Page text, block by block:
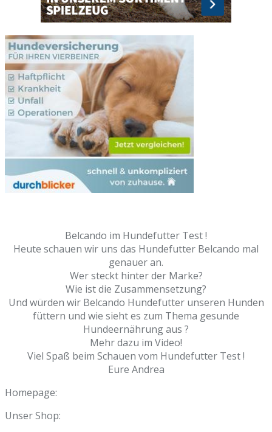
Belcando im Hundefutter Test !
Heute schauen wir uns das Hundefutter Belcando mal
genauer an.
Wer steckt hinter der Marke?
Wie ist die Zusammensetzung?
Und würden wir Belcando Hundefutter unseren Hunden
füttern und wie sieht es zum Thema gesunde
Hundeernährung aus ?
Mehr dazu im Video!
Viel Spaß beim Schauen vom Hundefutter Test !
Eure Andrea
Homepage:
Unser Shop: